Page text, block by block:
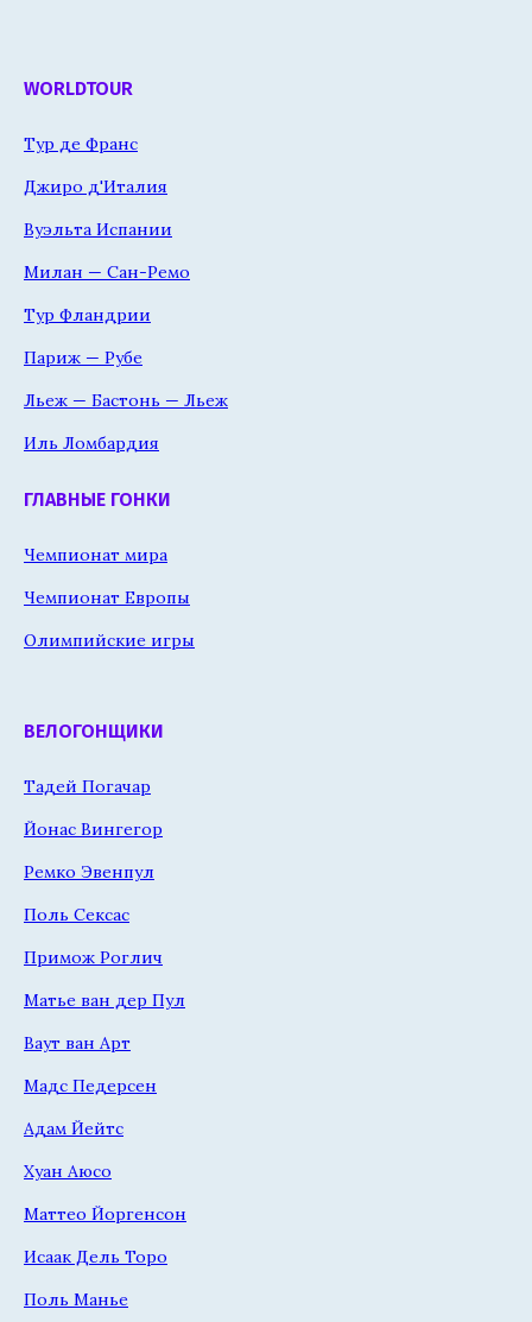
WORLDTOUR
Тур де Франс
Джиро д'Италия
Вуэльта Испании
Милан — Сан-Ремо
Тур Фландрии
Париж — Рубе
Льеж — Бастонь — Льеж
Иль Ломбардия
ГЛАВНЫЕ ГОНКИ
Чемпионат мира
Чемпионат Европы
Олимпийские игры
ВЕЛОГОНЩИКИ
Тадей Погачар
Йонас Вингегор
Ремко Эвенпул
Поль Сексас
Примож Роглич
Матье ван дер Пул
Ваут ван Арт
Мадс Педерсен
Адам Йейтс
Хуан Аюсо
Маттео Йоргенсон
Исаак Дель Торо
Поль Манье